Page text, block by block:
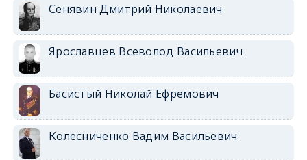
Сенявин Дмитрий Николаевич
Ярославцев Всеволод Васильевич
Басистый Николай Ефремович
Колесниченко Вадим Васильевич